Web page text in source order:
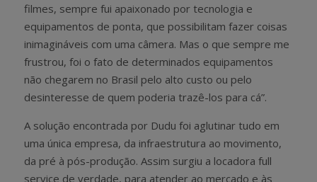
filmes, sempre fui apaixonado por tecnologia e
equipamentos de ponta, que possibilitam fazer coisas
inimagináveis com uma câmera. Mas o que sempre me
frustrou, foi o fato de determinados equipamentos
não chegarem no Brasil pelo alto custo ou pelo
desinteresse de quem poderia trazê-los para cá”.
A solução encontrada por Dudu foi aglutinar tudo em
uma única empresa, da infraestrutura ao movimento,
da pré à pós-produção. Assim surgiu a locadora full
service de verdade, para atender ao mercado e às